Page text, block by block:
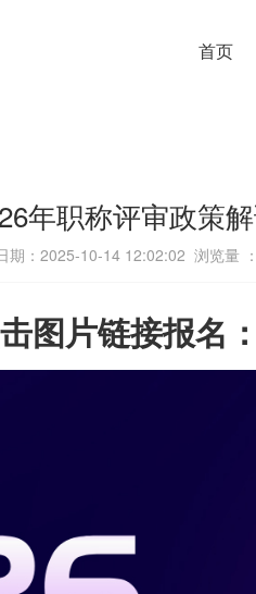
首页
年职称评审政策
期：2025-10-14 12:02:02 浏览量 ：
图片链接报名